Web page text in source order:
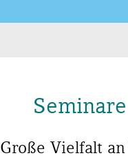
Große Vielfalt